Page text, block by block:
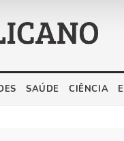
SAÚDE CIÊNCIA